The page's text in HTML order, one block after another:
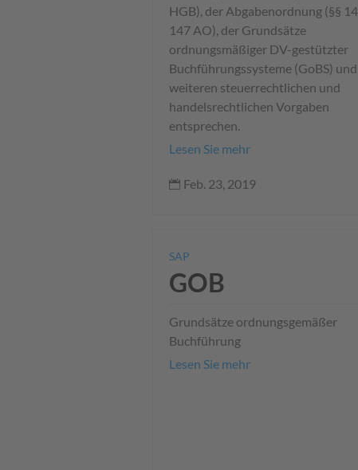
HGB), der Abgabenordnung (§§
147 AO), der Grundsätze
ordnungsmäßiger DV-gestützter
Buchführungssysteme (GoBS) und
weiteren steuerrechtlichen und
handelsrechtlichen Vorgaben
entsprechen.
Lesen Sie mehr
 Feb. 23, 2019
SAP
GOB
Grundsätze ordnungsgemäßer
Buchführung
Lesen Sie mehr